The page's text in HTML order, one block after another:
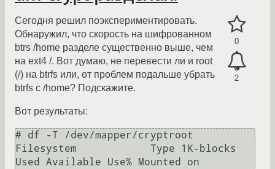
0
2
Сегодня решил поэкспериментировать.
Обнаружил, что скорость на шифрованном
btrs /home разделе существенно выше, чем
на ext4 /. Вот думаю, не перевести ли и root
(/) на btrfs или, от проблем подальше убрать
btrfs с /home? Подскажите.
Вот результаты:
# df -T /dev/mapper/cryptroot
Filesystem            Type 1K-blocks
Used Available Use% Mounted on